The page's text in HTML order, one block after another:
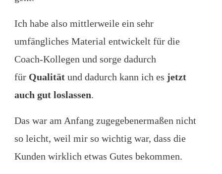
Ich habe also mittlerweile ein sehr
umfängliches Material entwickelt für die
Coach-Kollegen und sorge dadurch
für Qualität und dadurch kann ich es jetzt
auch gut loslassen.
Das war am Anfang zugegebenermaßen nicht
so leicht, weil mir so wichtig war, dass die
Kunden wirklich etwas Gutes bekommen.